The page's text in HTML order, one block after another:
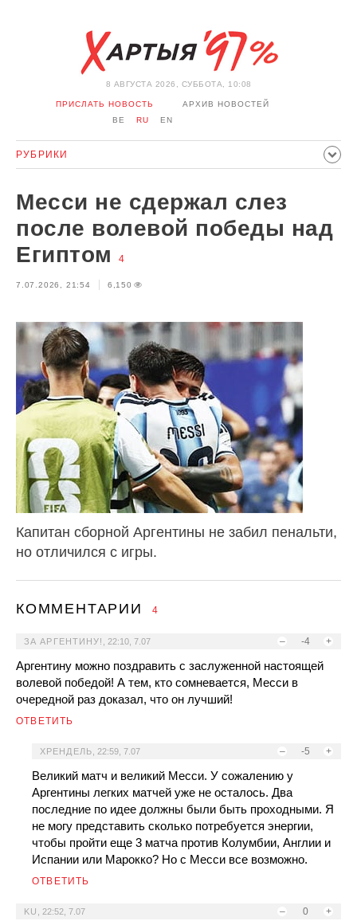
8 АВГУСТА 2026, СУББОТА, 10:08
ПРИСЛАТЬ НОВОСТЬ
АРХИВ НОВОСТЕЙ
BE
RU EN
РУБРИКИ
ПРОИСШЕСТВИЯ СПОРТ КУЛЬТУРА ИСТОРИЯ
МНЕНИЕ ИНТЕРВЬЮ ТЕХНОЛОГИИ ЗДОРОВЬЕ
АВТО ОТДЫХ ОБХОД БЛОКИРОВКИ И СОЛИДАРНОСТЬ
КОРОНАВИРУС БЕЛАРУСЬ В НАТО
Месси не сдержал слез
после волевой победы над
Египтом
4
7.07.2026, 21:54 6,150
Капитан сборной Аргентины не забил пенальти,
но отличился с игры.
КОММЕНТАРИИ 4
– -4 +
ЗА АРГЕНТИНУ! 22:10, 7.07
Аргентину можно поздравить с заслуженной настоящей
волевой победой! А тем, кто сомневается, Месси в
очередной раз доказал, что он лучший!
ОТВЕТИТЬ
– -5 +
ХРЕНДЕЛЬ 22:59, 7.07
Великий матч и великий Месси. У сожалению у
Аргентины легких матчей уже не осталось. Два
последние по идее должны были быть проходными. Я
не могу представить сколько потребуется энергии,
чтобы пройти еще 3 матча против Колумбии, Англии и
Испании или Марокко? Но с Месси все возможно.
ОТВЕТИТЬ
– 0 +
KU 22:52, 7.07